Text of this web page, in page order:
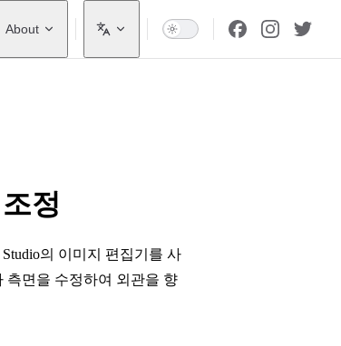
About
정
의 이미지 편집기를 사
측면을 수정하여 외관을 향